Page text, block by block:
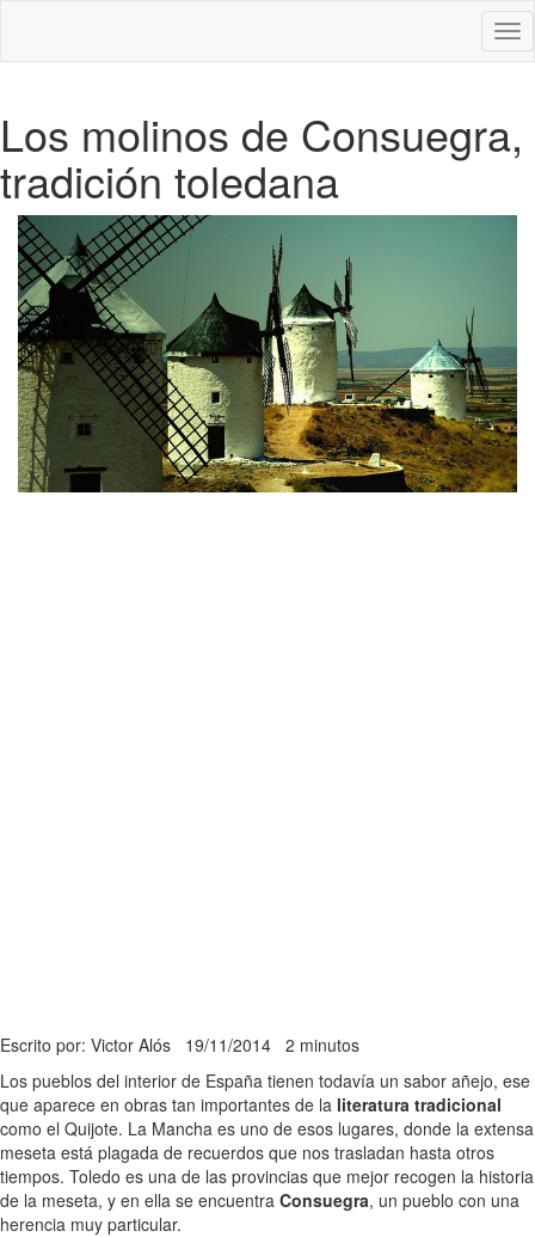
Los molinos de Consuegra,
tradición toledana
Escrito por: Victor Alós 19/11/2014 2 minutos
Los pueblos del interior de España tienen todavía un sabor añejo, ese
que aparece en obras tan importantes de la literatura tradicional
como el Quijote. La Mancha es uno de esos lugares, donde la extensa
meseta está plagada de recuerdos que nos trasladan hasta otros
tiempos. Toledo es una de las provincias que mejor recogen la historia
de la meseta, y en ella se encuentra Consuegra, un pueblo con una
herencia muy particular.